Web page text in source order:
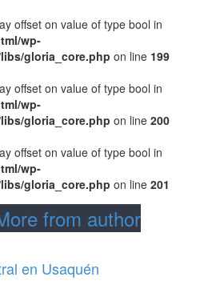
offset on value of type bool in
wp-
gloria_core.php on line 199
offset on value of type bool in
wp-
gloria_core.php on line 200
offset on value of type bool in
wp-
gloria_core.php on line 201
from author
en Usaquén